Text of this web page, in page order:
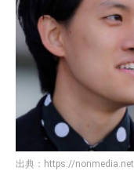
出典： https://nonmedia.net